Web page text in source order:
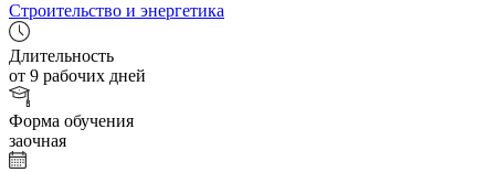
Строительство и энергетика
Длительность
от 9 рабочих дней
Форма обучения
заочная